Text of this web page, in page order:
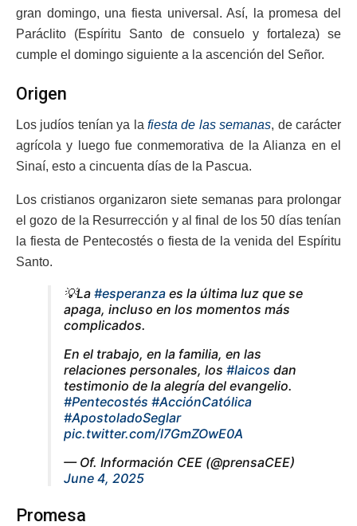
gran domingo, una fiesta universal. Así, la promesa del
Paráclito (Espíritu Santo de consuelo y fortaleza) se
cumple el domingo siguiente a la ascención del Señor.
Origen
Los judíos tenían ya la fiesta de las semanas, de carácter
agrícola y luego fue conmemorativa de la Alianza en el
Sinaí, esto a cincuenta días de la Pascua.
Los cristianos organizaron siete semanas para prolongar
el gozo de la Resurrección y al final de los 50 días tenían
la fiesta de Pentecostés o fiesta de la venida del Espíritu
Santo.
💡La #esperanza es la última luz que se
apaga, incluso en los momentos más
complicados.
En el trabajo, en la familia, en las
relaciones personales, los #laicos dan
testimonio de la alegría del evangelio.
#Pentecostés #AcciónCatólica
#ApostoladoSeglar
pic.twitter.com/l7GmZOwE0A
— Of. Información CEE (@prensaCEE)
June 4, 2025
Promesa